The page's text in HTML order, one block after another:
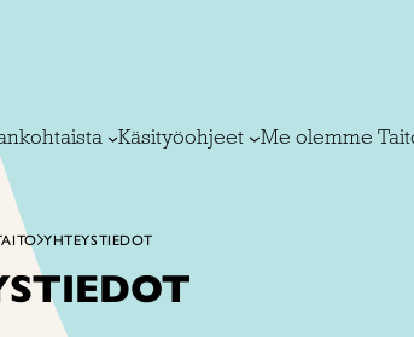
Käsityöohjeet Me olemme
YHTEYSTIEDOT